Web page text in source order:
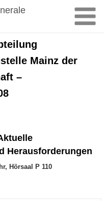
Mainz der
–
Herausforderungen
Hörsaal P 110